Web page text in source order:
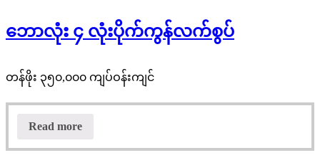
ဘောလုံး ၄ လုံးပိုက်ကွန်လက်စွပ်
တန်ဖိုး ၃၅၀,၀၀၀ ကျပ်ဝန်းကျင်
Read more